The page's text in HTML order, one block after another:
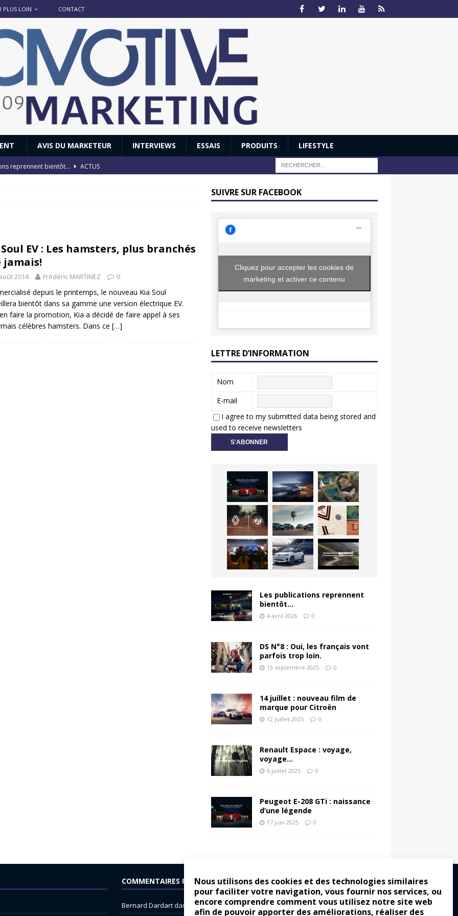
Nous utilisons des cookies et des technologies similaires
pour faciliter votre navigation, vous fournir nos services, ou
encore comprendre comment vous utilisez notre site web
afin de pouvoir apporter des améliorations, réaliser des
PLUS LOIN CONTACT
AVIS DU MARKETEUR INTERVIEWS ESSAIS PRODUITS LIFESTYLE
reprennent bientôt…
ACTUS
Honda dévoile un spot publicitaire… confiné! ACTUS
EV : Les hamsters, plus branchés
jamais!
2014 Frédéric MARTINEZ 0
depuis le printemps, le nouveau Kia Soul
bientôt dans sa gamme une version électrique EV.
faire la promotion, Kia a décidé de faire appel à ses
célèbres hamsters. Dans ce […]
SUIVRE SUR FACEBOOK
Cliquez pour accepter les cookies de
marketing et activer ce contenu
LETTRE D’INFORMATION
Nom
E-mail
I agree to my submitted data being stored and
used to receive newsletters
Les publications reprennent
bientôt…
4 avril 2026 0
DS N°8 : Oui, les français vont
parfois trop loin.
13 septembre 2025 0
14 juillet : nouveau film de
marque pour Citroën
12 juillet 2025 0
Renault Espace : voyage,
voyage…
6 juillet 2025 0
Peugeot E-208 GTi : naissance
d’une légende
17 juin 2025 0
COMMENTAIRES RÉCENTS
Bernard Dardartdans Dacia Sandero : pour les gens vrais